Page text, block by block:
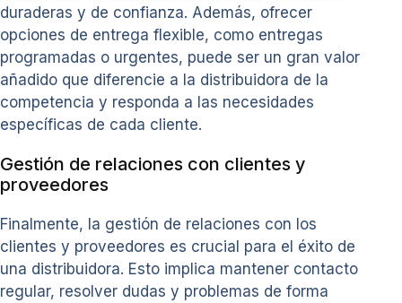
duraderas y de confianza. Además, ofrecer
opciones de entrega flexible, como entregas
programadas o urgentes, puede ser un gran valor
añadido que diferencie a la distribuidora de la
competencia y responda a las necesidades
específicas de cada cliente.
Gestión de relaciones con clientes y
proveedores
Finalmente, la gestión de relaciones con los
clientes y proveedores es crucial para el éxito de
una distribuidora. Esto implica mantener contacto
regular, resolver dudas y problemas de forma